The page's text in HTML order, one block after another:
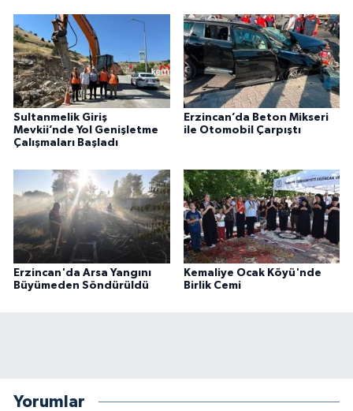
Sultanmelik Giriş
Mevkii’nde Yol Genişletme
Çalışmaları Başladı
Erzincan’da Beton Mikseri
ile Otomobil Çarpıştı
Erzincan'da Arsa Yangını
Büyümeden Söndürüldü
Kemaliye Ocak Köyü'nde
Birlik Cemi
Yorumlar